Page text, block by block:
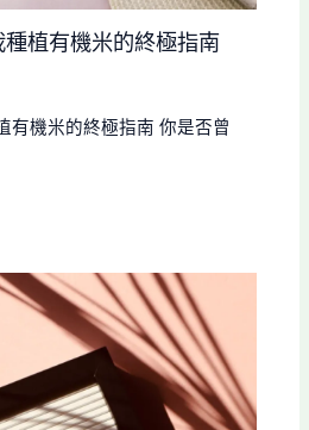
植有機米的終極指南
有機米的終極指南 你是否曾